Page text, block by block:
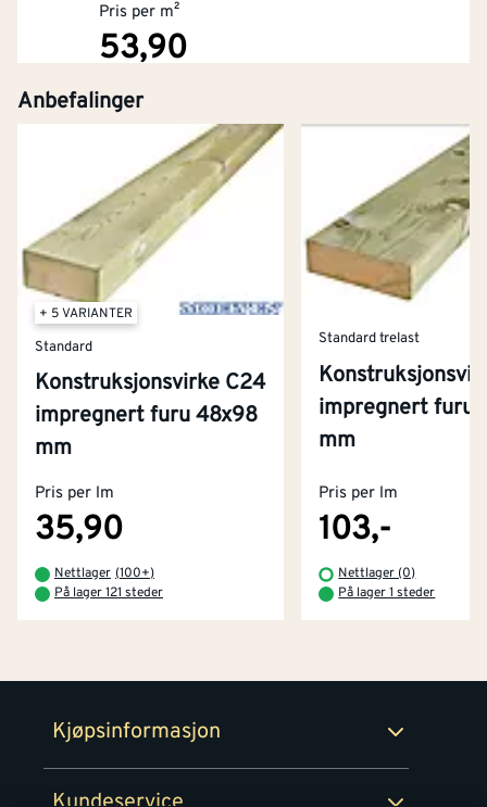
Pris per m²
53,90
Kjøp
Anbefalinger
+ 5 VARIANTER
Standard
Konstruksjonsvirke C24
impregnert furu 48x98
mm
Pris per lm
35,90
Nettlager (100+)
På lager 121 steder
Standard trelast
impregnert furu
mm
Pris per lm
103,-
Nettlager (0)
På lager 1 steder
Kjøpsinformasjon
Kjøpsbetingelser
Retur- og angrerettsskjema
Kontakt oss
Tjenester
Montér Klubb
Om Montér
Byggevarehus og åpningstider
Prismatch
Personvern